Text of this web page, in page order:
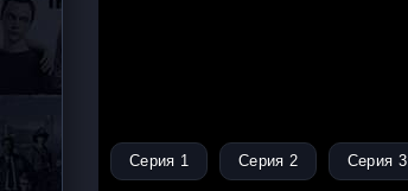
Серия 1 Серия 2 Серия 3